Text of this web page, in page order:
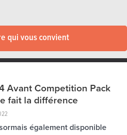
qui vous convient
Avant Competition Pack
fait la différence
également disponible